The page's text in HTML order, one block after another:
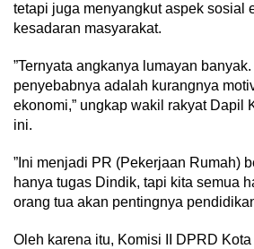
tetapi juga menyangkut aspek sosial
kesadaran masyarakat.
‎”Ternyata angkanya lumayan
penyebabnya adalah kurangnya
ekonomi,” ungkap wakil rakyat Dapil
ini.
‎”Ini menjadi PR (Pekerjaan Rumah)
hanya tugas Dindik, tapi kita semua
orang tua akan pentingnya
‎Oleh karena itu, Komisi II DPRD